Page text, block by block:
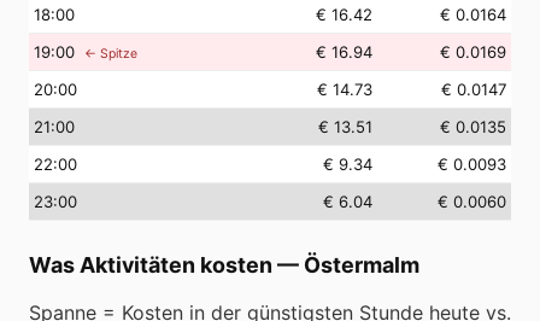
18:00 € 16.42
€ 0.0164
19:00 ← Spitze € 16.94
€ 0.0169
20:00 € 14.73
€ 0.0147
21:00 € 13.51
€ 0.0135
22:00 € 9.34
€ 0.0093
23:00 € 6.04 € 0.0060
Was Aktivitäten kosten — Östermalm
Spanne = Kosten in der günstigsten Stunde heute vs.